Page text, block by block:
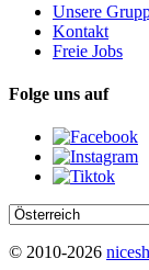
Unsere
Kontakt
Freie Jobs
Folge uns auf
© 2010-2026